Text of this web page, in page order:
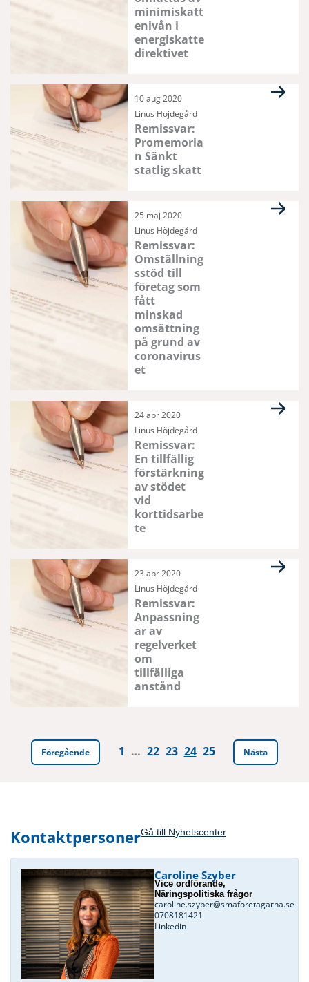
minimiskatt
enivån i
energiskatte
direktivet
10 aug 2020
Linus Höjdegård
Remissvar:
Promemoria
n Sänkt
statlig skatt
25 maj 2020
Linus Höjdegård
Remissvar:
Omställning
sstöd till
företag som
fått
minskad
omsättning
på grund av
coronavirus
et
24 apr 2020
Linus Höjdegård
Remissvar:
En tillfällig
förstärkning
av stödet
vid
korttidsarbe
te
23 apr 2020
Linus Höjdegård
Remissvar:
Anpassning
ar av
regelverket
om
tillfälliga
anstånd
Föregående 1 … 22 23 24 25 Nästa
KontaktpersonerGå till Nyhetscenter
Caroline Szyber
Vice ordförande,
Näringspolitiska frågor
caroline.szyber@smaforetagarna.se
0708181421
Linkedin